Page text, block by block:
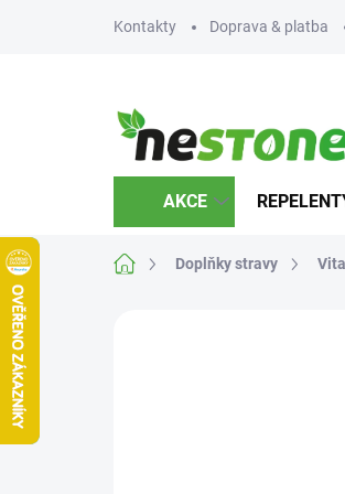
Kontakty Doprava & platba
AKCE
Domů Doplňky stravy